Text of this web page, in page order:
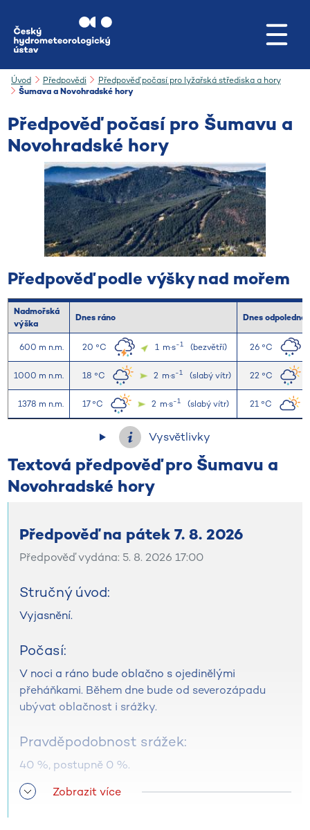
Úvod Předpovědi
Předpověď počasí pro lyžařská střediska a hory
Šumava a Novohradské hory
Předpověď počasí pro Šumavu a
Novohradské hory
Předpověď podle výšky nad mořem
Nadmořská
výška
Dnes ráno Dnes odpoledne
600 m n.m. 20 °C 1 m·s-1 (bezvětří) 26 °C
1000 m n.m. 18 °C 2 m·s-1 (slabý vítr) 22 °C
1378 m n.m. 17 °C 2 m·s-1 (slabý vítr) 21 °C
Vysvětlivky
Textová předpověď pro Šumavu a
Novohradské hory
Předpověď na pátek 7. 8. 2026
Předpověď vydána: 5. 8. 2026 17:00
Stručný úvod:
Vyjasnění.
Počasí:
V noci a ráno bude oblačno s ojedinělými
přeháňkami. Během dne bude od severozápadu
ubývat oblačnost i srážky.
Pravděpodobnost srážek:
40 %, postupně 0 %.
Srážky:Zobrazit více